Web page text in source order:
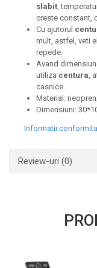
slabit ,
creste constant,
Cu ajutorul
mult, astfel, veti
repede.
Avand
utiliza centura ,
casnice.
Material: neopren;
Dimensiuni:
Informatii
Review-uri (0)